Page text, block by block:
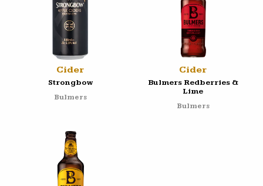
Cider
Strongbow
Bulmers
Cider
Bulmers Redberries &
Lime
Bulmers